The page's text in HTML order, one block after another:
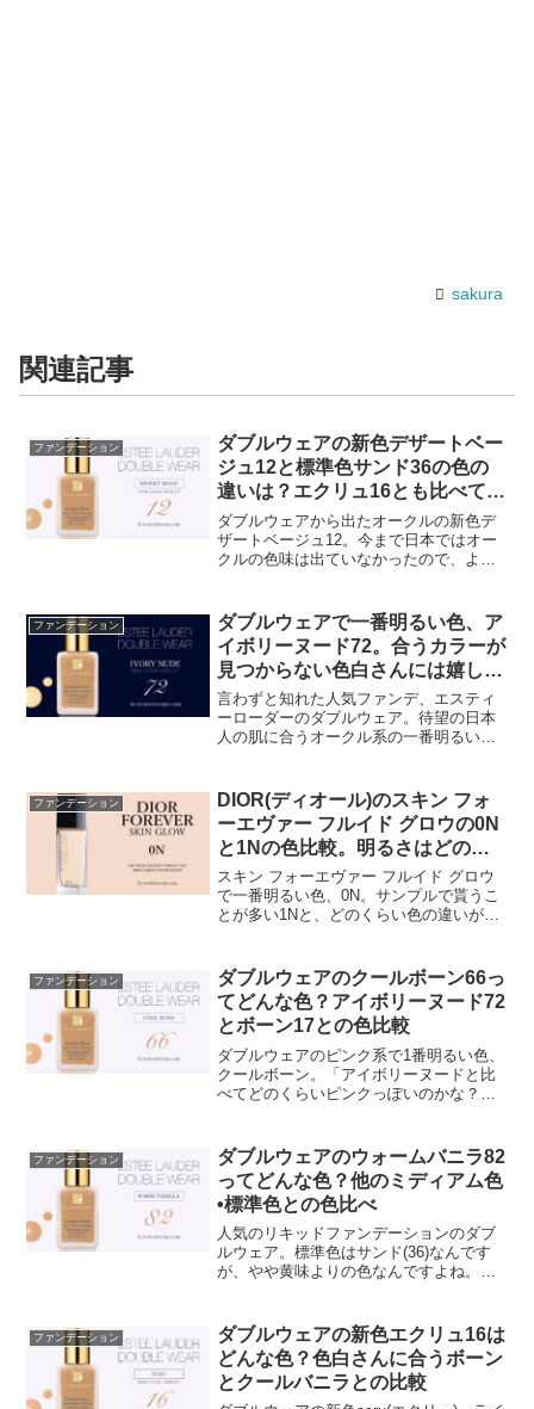
sakura
関連記事
ファンデーション
ダブルウェアの新色デザートベー
ジュ12と標準色サンド36の色の
違いは？エクリュ16とも比べて見
た
ダブルウェアから出たオークルの新色デ
ザートベージュ12。今まで日本ではオー
クルの色味は出ていなかったので、より
36とは、どう違うんだろ？」標準色のサ
ンドですが、ちょっと黄...
ファンデーション
ダブルウェアで一番明るい色、ア
イボリーヌード72。合うカラーが
見つからない色白さんには嬉しい
新色
言わずと知れた人気ファンデ、エスティ
ーローダーのダブルウェア。待望の日本
人の肌に合うオークル系の一番明るい色
しいカラーです。「ダブルウェア好きだ
けど、合う色がなかなか見...
ファンデーション
DIOR(ディオール)のスキン フォ
ーエヴァー フルイド グロウの0N
と1Nの色比較。明るさはどのく
らい違うの？
スキン フォーエヴァー フルイド グロウ
で一番明るい色、0N。サンプルで貰うこ
とが多い1Nと、どのくらい色の違いがあ
すよね💦是非色選びの参考にしてみてく
ださいね☺️一番...
ファンデーション
ダブルウェアのクールボーン66っ
てどんな色？アイボリーヌード72
とボーン17との色比較
ダブルウェアのピンク系で1番明るい色、
クールボーン。「アイボリーヌードと比
べてどのくらいピンクっぽいのかな？
り、もう少し素肌っぽい仕上がりがい
い！って方もいらっしゃると思...
ファンデーション
ダブルウェアのウォームバニラ82
ってどんな色？他のミディアム色
•標準色との色比べ
人気のリキッドファンデーションのダブ
ルウェア。標準色はサンド(36)なんです
が、やや黄味よりの色なんですよね。ミ
しの方はどうぞ参考にしてみてください
ね😌ダブルウェア...
ファンデーション
ダブルウェアの新色エクリュ16は
どんな色？色白さんに合うボーン
とクールバニラとの比較